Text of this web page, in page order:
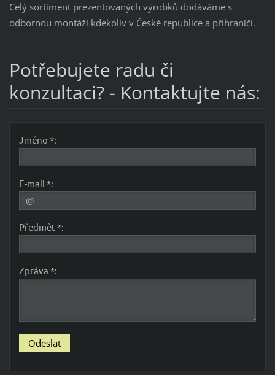
Celý sortiment prezentovaných výrobků dodáváme s
odbornou montáží kdekoliv v České republice a příhraničí.
Potřebujete radu či
konzultaci? - Kontaktujte nás:
Jméno *:
E-mail *:
Předmět *:
Zpráva *: